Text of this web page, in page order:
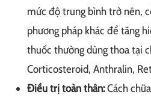
mức độ trung bình trở nên,
phương pháp khác để tăng
thuốc thường dùng thoa tại
Corticosteroid, Anthralin,
Điều trị toàn thân:Cách